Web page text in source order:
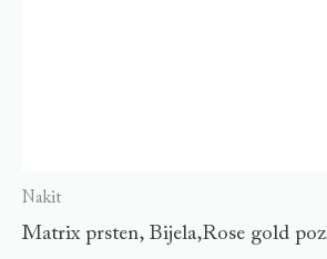
Nakit
Matrix prsten, Bijela,Rose gold